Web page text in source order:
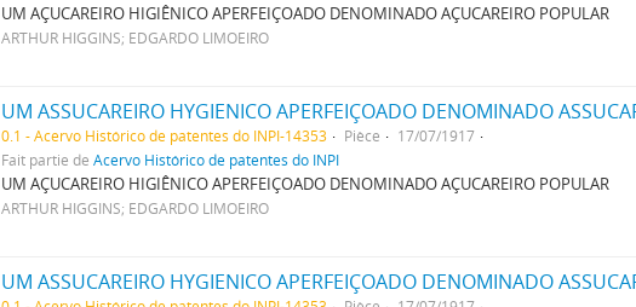
UM AÇUCAREIRO HIGIÊNICO APERFEIÇOADO DENOMINADO AÇUCAREIRO POPULAR
ARTHUR HIGGINS; EDGARDO LIMOEIRO
UM ASSUCAREIRO HYGIENICO APERFEIÇOADO DENOMINADO
0.1 - Acervo Histórico de patentes do INPI-14353 Pièce
17/07/1917
Fait partie deAcervo Histórico de patentes do INPI
UM AÇUCAREIRO HIGIÊNICO APERFEIÇOADO DENOMINADO AÇUCAREIRO POPULAR
ARTHUR HIGGINS; EDGARDO LIMOEIRO
UM ASSUCAREIRO HYGIENICO APERFEIÇOADO DENOMINADO